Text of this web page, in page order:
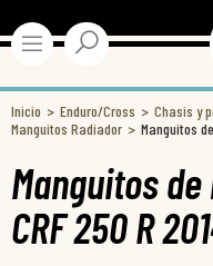
Inicio Enduro/Cross Chasis y
Manguitos Radiador
Manguitos
Manguitos
CRF 250 R